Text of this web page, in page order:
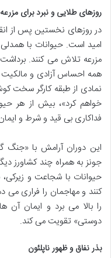
روزهای طلایی و نبرد برای مزرعه
در روزهای نخستین پس از
امید است. حیوانات با
مزرعه تلاش می کنند.
همه احساس آزادی و مالکیت
نمادی از طبقه کارگر سخت
خواهم کرد»، بیش از هر
فداکاری بی قید و شرط و
این دوران آرامش با «جنگ
جونز به همراه چند کشاورز
حیوانات با شجاعت و زیرکی،
کنند و مهاجمان را فراری می
را بالا می برد و ایمان
دوستی» تقویت می کند.
بذر نفاق و ظهور ناپلئون